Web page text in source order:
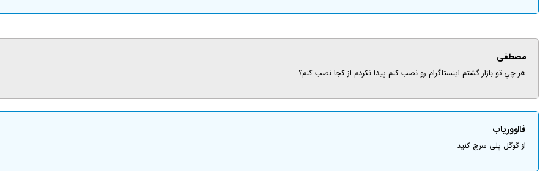
مصطفی
هر چي تو بازار گشتم اينستاگرام رو نصب کنم پيدا نکردم از کجا نصب کنم؟
فالووریاب
از گوگل پلی سرچ کنید